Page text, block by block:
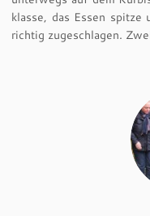
klasse, das Essen
richtig zugeschlagen.